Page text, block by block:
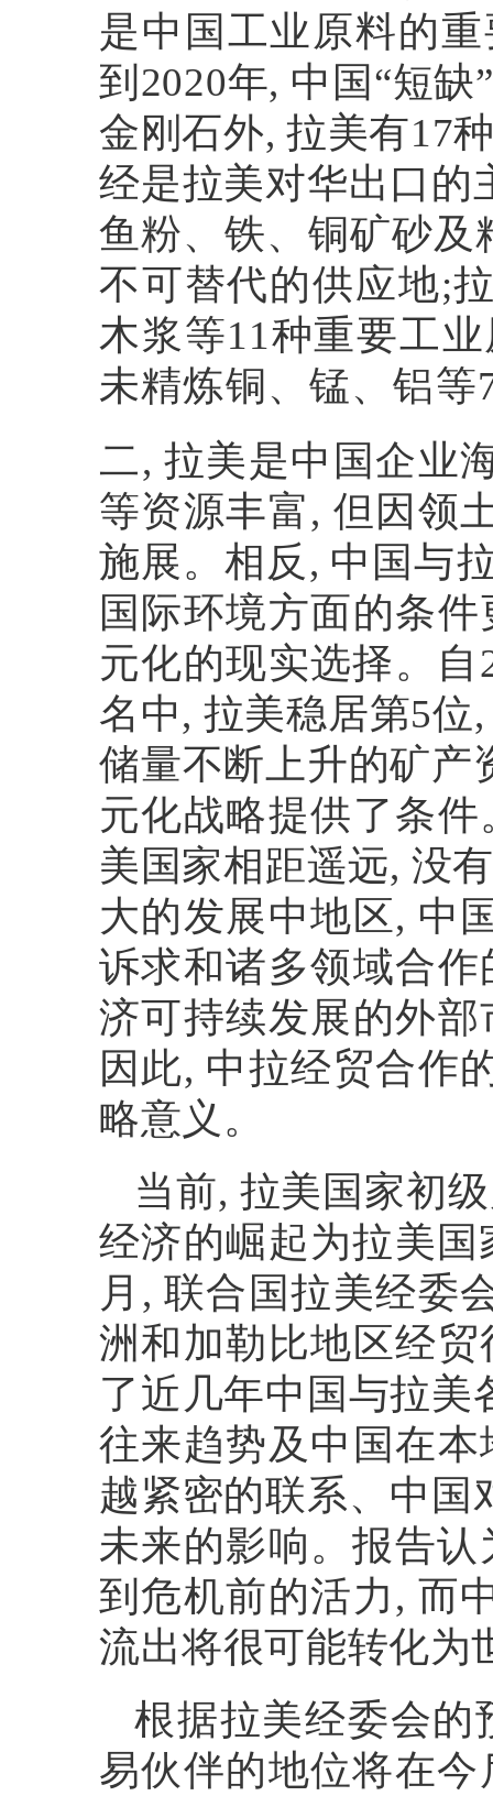
是中国工业原料的
到 2020年, 中国“短缺”
金刚石外,拉美有17
经是拉美对华出口的
鱼粉、铁、铜矿砂
不可替代的供应地;
木浆等11种重要工
未精炼铜、锰、铝等
二, 拉美是中国企业
等资源丰富, 但因领
施展。相反 , 中国与
国际环境方面的条
元化的现实选择。自
名中, 拉美稳居第5位
储量不断上升的矿产
元化战略提供了条
美国家相距遥远, 没
大的发展中地区, 中
诉求和诸多领域合
济可持续发展的外
因此, 中拉经贸合作
略意义。
当前, 拉美国家初
经济的崛起为拉美
月 , 联合国拉美经委
洲和加勒比地区经
了近几年中国与拉美
往来趋势及中国在
越紧密的联系、中国
未来的影响。报告认
到危机前的活力, 而
流出将很可能转化为
根据拉美经委会的
易伙伴的地位将在